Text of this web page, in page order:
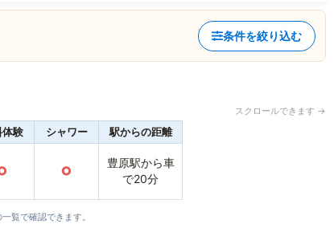
条件を絞り込む
スクロールできます →
験 シャワー 駅からの距離
○
豊原駅から車
で20分
覧で確認できます。